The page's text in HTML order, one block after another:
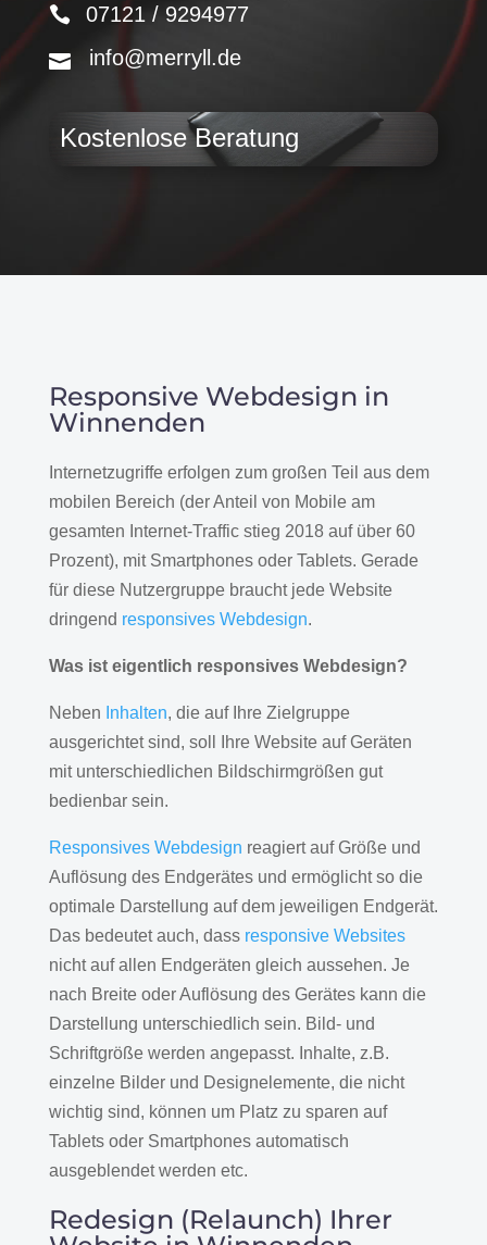
07121 / 9294977
info@merryll.de
Kostenlose Beratung
Responsive Webdesign in
Winnenden
Internetzugriffe erfolgen zum großen Teil aus dem
mobilen Bereich (der Anteil von Mobile am
gesamten Internet-Traffic stieg 2018 auf über 60
Prozent), mit Smartphones oder Tablets. Gerade
für diese Nutzergruppe braucht jede Website
dringend responsives Webdesign.
Was ist eigentlich responsives Webdesign?
Neben Inhalten, die auf Ihre Zielgruppe
ausgerichtet sind, soll Ihre Website auf Geräten
mit unterschiedlichen Bildschirmgrößen gut
bedienbar sein.
Responsives Webdesign reagiert auf Größe und
Auflösung des Endgerätes und ermöglicht so die
optimale Darstellung auf dem jeweiligen Endgerät.
Das bedeutet auch, dass responsive Websites
nicht auf allen Endgeräten gleich aussehen. Je
nach Breite oder Auflösung des Gerätes kann die
Darstellung unterschiedlich sein. Bild- und
Schriftgröße werden angepasst. Inhalte, z.B.
einzelne Bilder und Designelemente, die nicht
wichtig sind, können um Platz zu sparen auf
Tablets oder Smartphones automatisch
ausgeblendet werden etc.
Redesign (Relaunch) Ihrer